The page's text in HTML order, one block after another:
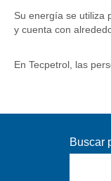
Su energía se utiliza
y cuenta con
En Tecpetrol, las
Buscar